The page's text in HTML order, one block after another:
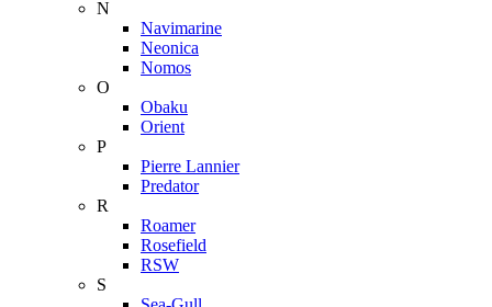
N
Navimarine
Neonica
Nomos
O
Obaku
Orient
P
Pierre Lannier
Predator
R
Roamer
Rosefield
RSW
S